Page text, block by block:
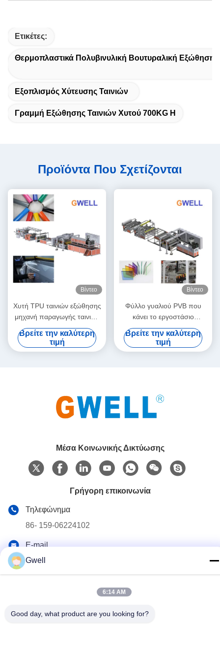
Ετικέτες:
Θερμοπλαστικά Πολυβινυλική Βουτυραλική Εξώθηση
Εξοπλισμός Χύτευσης Ταινιών
Γραμμή Εξώθησης Ταινιών Χυτού 700KG H
Προϊόντα Που Σχετίζονται
Βίντεο
Χυτή TPU ταινιών εξώθησης
μηχανή παραγωγής ταινιών
γραμμών TPU διπλή ενιαίος
εξωθητής βιδών
Βρείτε την καλύτερη
τιμή
Βίντεο
Φύλλο γυαλιού PVB που
κάνει το εργοστάσιο
μηχανών γραμμών εξώθησης
ταινιών ενδιάμεσων
στρωμάτων μηχανών PVB
Βρείτε την καλύτερη
τιμή
Μέσα Κοινωνικής Δικτύωσης
Γρήγορη επικοινωνία
Τηλεφώνημα
86- 159-06224102
E-mail
salem@gwell.cn
Διεύθυνση
88# HENGSI RD. SCIENCE AND TECHNOLOGY
INDUSTRY PARK,CHENGXIANG TOWN,TAICANG,
τεχνολογίας και της επιστήμης στην Κίνα
Gwell
6:14 AM
Good day, what product are you looking for?